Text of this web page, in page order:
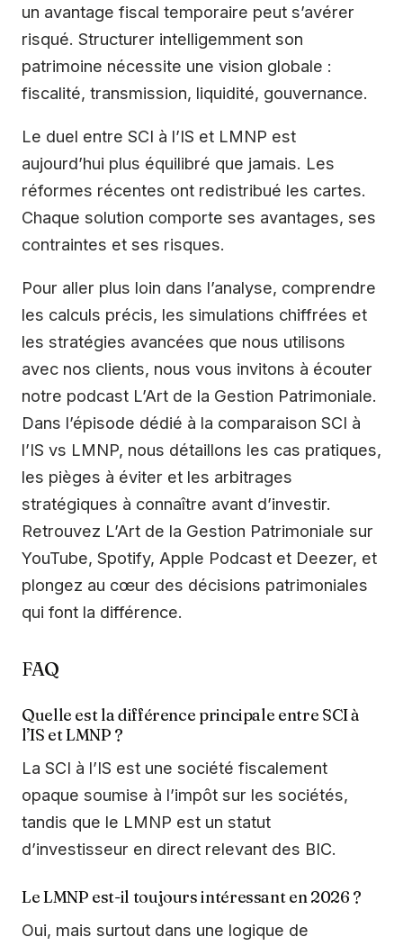
un avantage fiscal temporaire peut s’avérer
risqué. Structurer intelligemment son
patrimoine nécessite une vision globale :
fiscalité, transmission, liquidité, gouvernance.
Le duel entre SCI à l’IS et LMNP est
aujourd’hui plus équilibré que jamais. Les
réformes récentes ont redistribué les cartes.
Chaque solution comporte ses avantages, ses
contraintes et ses risques.
Pour aller plus loin dans l’analyse, comprendre
les calculs précis, les simulations chiffrées et
les stratégies avancées que nous utilisons
avec nos clients, nous vous invitons à écouter
notre podcast L’Art de la Gestion Patrimoniale.
Dans l’épisode dédié à la comparaison SCI à
l’IS vs LMNP, nous détaillons les cas pratiques,
les pièges à éviter et les arbitrages
stratégiques à connaître avant d’investir.
Retrouvez L’Art de la Gestion Patrimoniale sur
YouTube, Spotify, Apple Podcast et Deezer, et
plongez au cœur des décisions patrimoniales
qui font la différence.
FAQ
Quelle est la différence principale entre SCI à
l’IS et LMNP ?
La SCI à l’IS est une société fiscalement
opaque soumise à l’impôt sur les sociétés,
tandis que le LMNP est un statut
d’investisseur en direct relevant des BIC.
Le LMNP est-il toujours intéressant en 2026 ?
Oui, mais surtout dans une logique de